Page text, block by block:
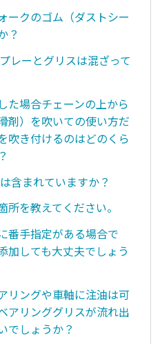
ークのゴム（ダストシー
？
レーとグリスは混ざって
た場合チェーンの上から
剤）を吹いての使い方だ
吹き付けるのはどのくら
含まれていますか？
を教えてください。
番手指定がある場合で
加しても大丈夫でしょう
リングや車軸に注油は可
アリンググリスが流れ出
でしょうか？